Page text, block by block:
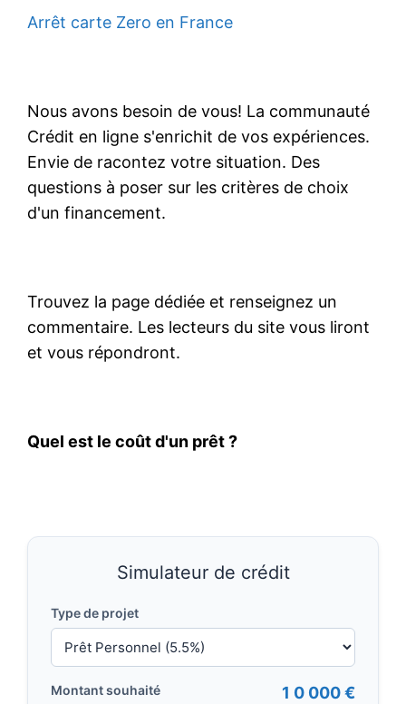
Arrêt carte Zero en France
Nous avons besoin de vous! La communauté
Crédit en ligne s'enrichit de vos expériences.
Envie de racontez votre situation. Des
questions à poser sur les critères de choix
d'un financement.
Trouvez la page dédiée et renseignez un
commentaire. Les lecteurs du site vous liront
et vous répondront.
Quel est le coût d'un prêt ?
Simulateur de crédit
Type de projet
Montant souhaité 1 0 000 €